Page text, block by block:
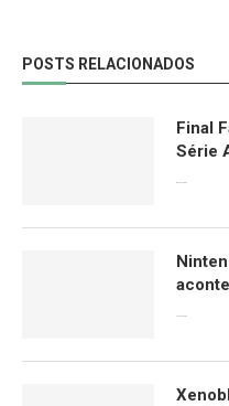
POSTS RELACIONADOS
Final
Série